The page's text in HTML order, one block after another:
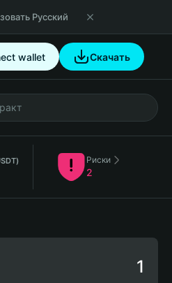
Русский
wallet Скачать
Риски
2